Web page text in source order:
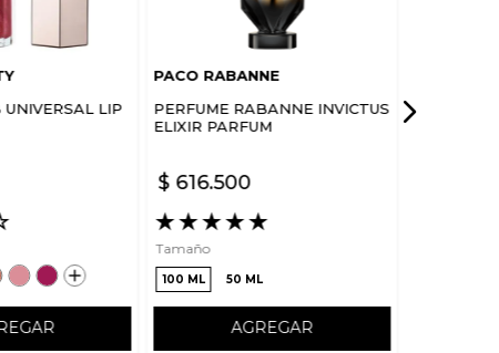
LIP
PACO RABANNE
PERFUME RABANNE INVICTUS
ELIXIR PARFUM
$ 616.500
★★★★★
Tamaño
100 ML 50 ML
AGREGAR